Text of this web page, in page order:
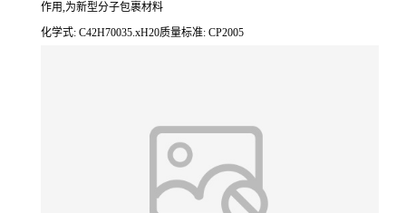
作用,为新型分子包裹材料
化学式: C42H70035.xH20质量标准: CP2005